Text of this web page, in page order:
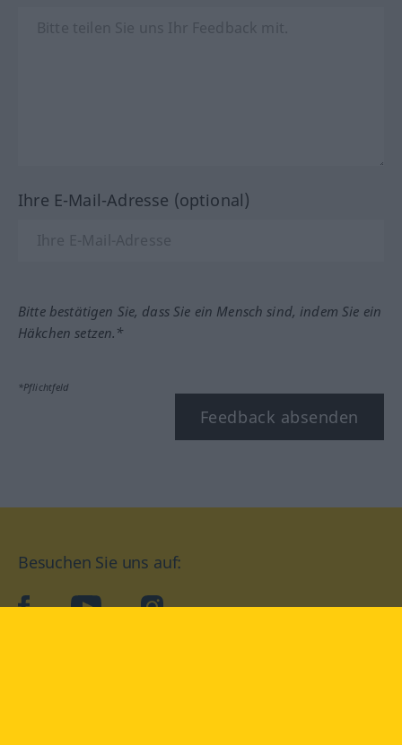
Ihre E-Mail-Adresse (optional)
Bitte bestätigen Sie, dass Sie ein Mensch sind, indem Sie ein
Häkchen setzen.*
*Pflichtfeld
Feedback absenden
Besuchen Sie uns auf:
facebookYouTube Instagram